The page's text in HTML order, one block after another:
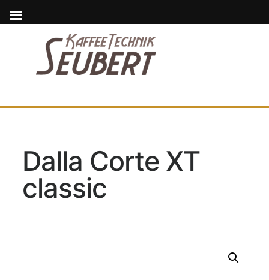
Dalla Corte XT
classic